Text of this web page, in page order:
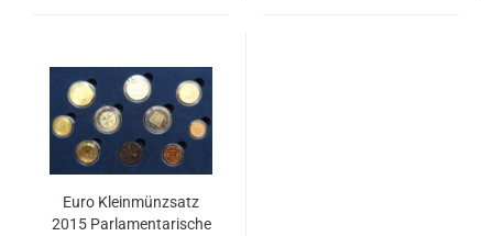
Euro Kleinmünzsatz
2015 Parlamentarische